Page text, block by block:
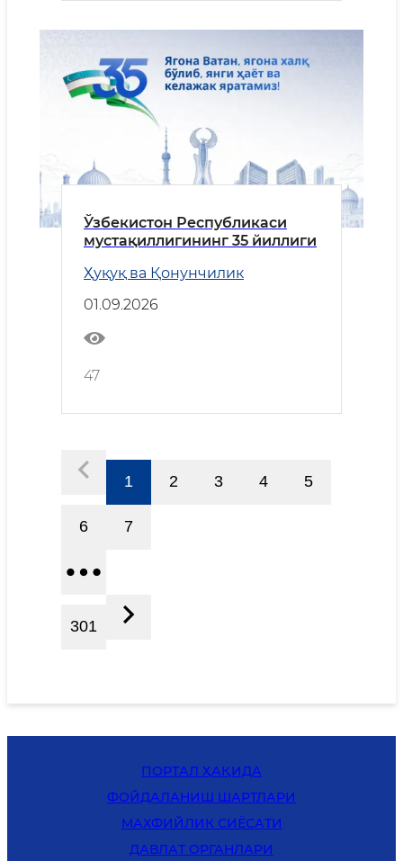
Ўзбекистон Республикаси
мустақиллигининг 35 йиллиги
Ҳуқуқ ва Қонунчилик
01.09.2026
47
1 2 3 4 5
6 7
301
ПОРТАЛ ҲАҚИДА
ФОЙДАЛАНИШ ШАРТЛАРИ
MАХФИЙЛИК СИЁСАТИ
ДАВЛАТ ОРГАНЛАРИ